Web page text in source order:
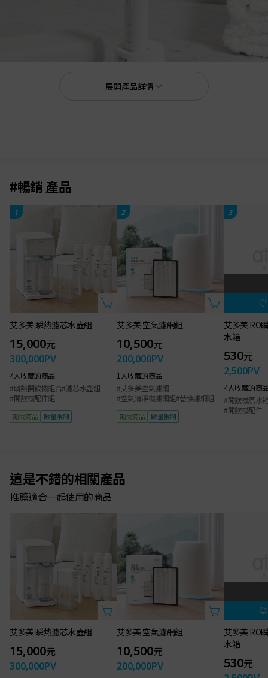
展開產品詳情
#暢銷 產品
1
艾多美 瞬熱濾芯水壺組
15,000元
300,000PV
4人收藏的商品
#瞬熱開飲機組合#濾芯水壺組
#開飲機配件組
期間商品 數量限制
2
艾多美 空氣濾網組
10,500元
200,000PV
1人收藏的商品
#艾多美空氣濾網
#空氣清淨機濾網組#替換濾網組
期間商品 數量限制
3
艾多美 RO
#開飲機原水
#開飲機配件
這是不錯的相關產品
推薦適合一起使用的商品
艾多美 瞬熱濾芯水壺組
15,000元
300,000PV
艾多美 空氣濾網組
10,500元
200,000PV
#開飲機原水
#開飲機配件